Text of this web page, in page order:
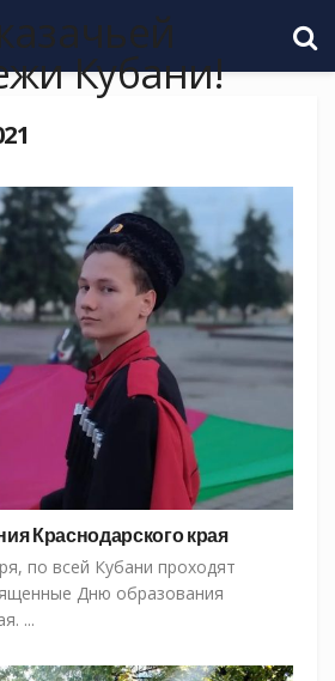
Краснодарского края
по всей Кубани проходят
Дню образования
...